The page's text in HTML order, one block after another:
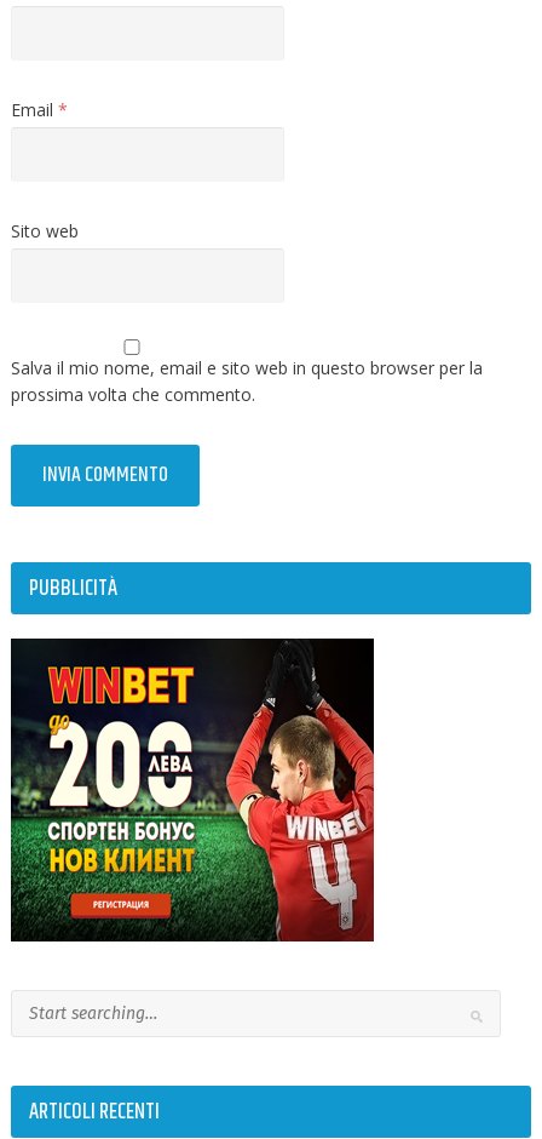
Email *
Sito web
Salva il mio nome, email e sito web in questo browser per la
prossima volta che commento.
PUBBLICITÀ
ARTICOLI RECENTI